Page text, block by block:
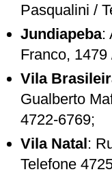
Pasqualini /
Jundiapeba:
Franco, 1479
Vila
Gualberto
4722-6769;
Vila Natal :
Telefone